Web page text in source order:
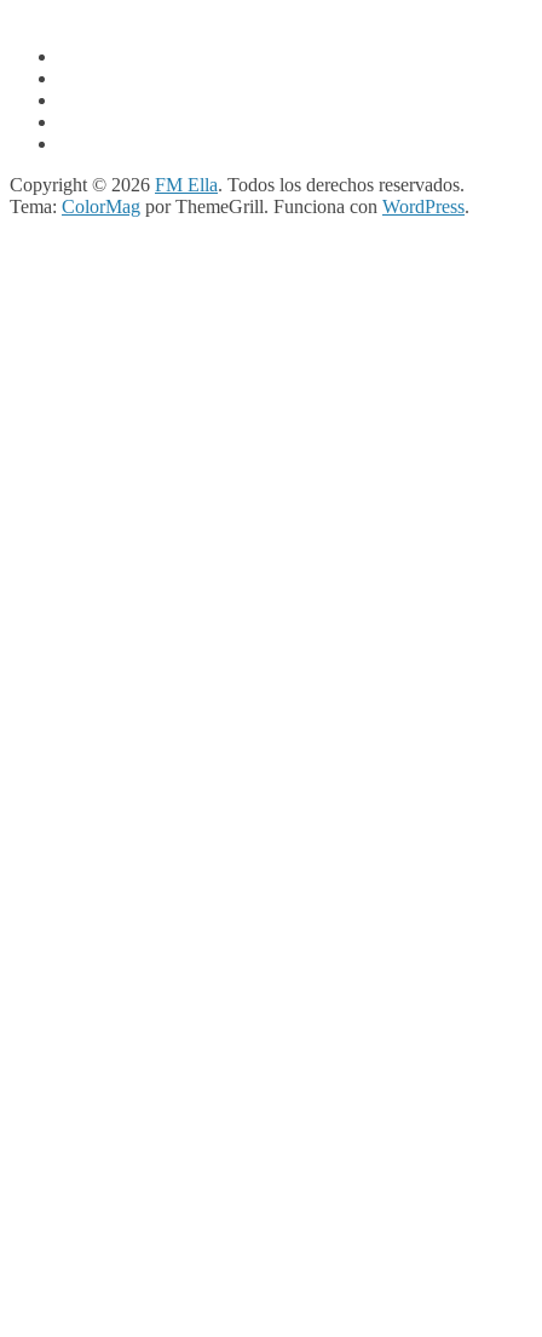
Copyright © 2026 FM Ella. Todos los derechos reservados.
Tema: ColorMag por ThemeGrill. Funciona con WordPress.